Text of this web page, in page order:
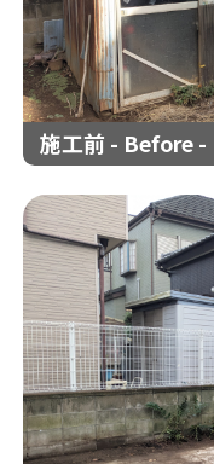
現場ブログ
補助金情報
施工前 - Before -